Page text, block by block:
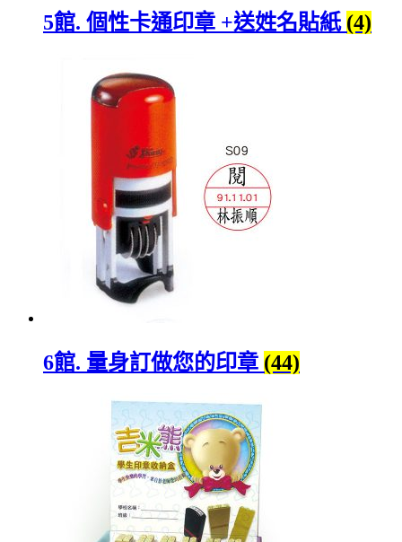
5館. 個性卡通印章 +送姓名貼紙 (4)
6館. 量身訂做您的印章 (44)